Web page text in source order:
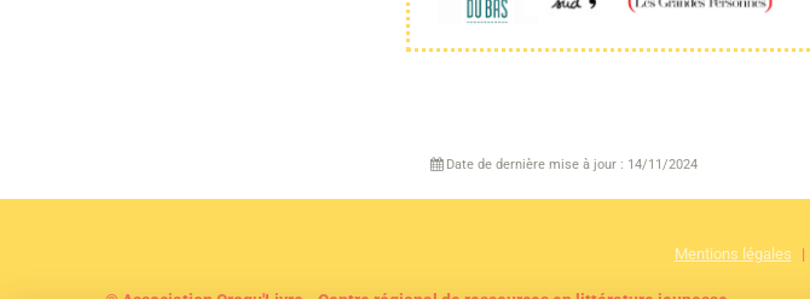
Date de dernière mise à jour : 14/11/2024
Mentions légales